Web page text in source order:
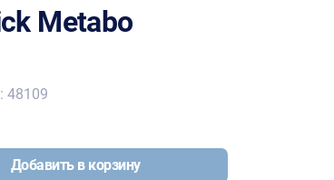
Metabo
48109
Добавить в корзину